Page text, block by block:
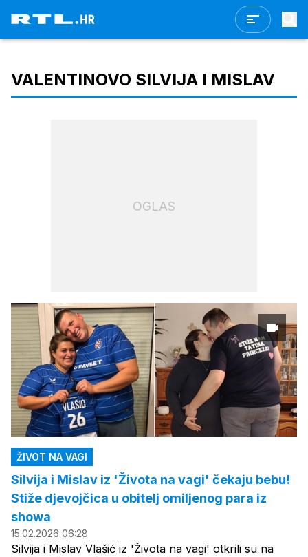
VALENTINOVO SILVIJA I MISLAV
OGLAS
ŽIVOT NA VAGI
Silvija i Mislav iz 'Života na vagi' čekaju bebu!
Stiže djevojčica u obitelj omiljenog para iz
showa
15.02.2026 06:28
Silvija i Mislav Vlašić iz 'Života na vagi' otkrili su na